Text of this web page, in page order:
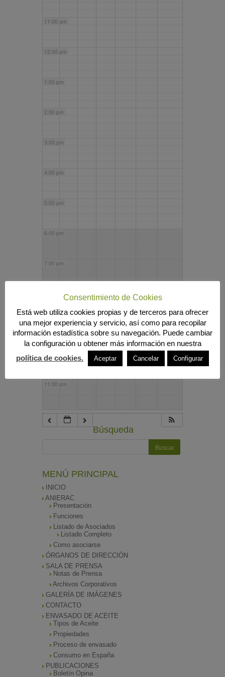
11:00 am
12:00 pm
1:00 pm
2:00 pm
3:00 pm
4:00 pm
5:00 pm
6:00 pm
7:00 pm
9:00 pm
10:00 pm
11:00 pm
Búsqueda
MENÚ PRINCIPAL
INICIO
ANIERAC
Presentación
Funciones
Listado de Asociados
Listado Completo
Como asociarse
ÓRGANOS DE DIRECCIÓN
SALA DE PRENSA
Notas de Prensa
Archivos Corporativos
GALERÍA DE IMÁGENES
CONTACTO
ENVASADO DE ACEITE
Tipos de Aceite
Propiedades
Proceso de envasado
Consumo en España
PUBLICACIONES
Boletín Opina
Consentimiento de Cookies
Está web utiliza cookies propias y de terceros para ofrecer
una mejor experiencia y servicio, así como para recopilar
información estadística sobre su navegación. Puede cambiar
la configuración u obtener más información en nuestra
política de cookies.
Aceptar Cancelar Configurar